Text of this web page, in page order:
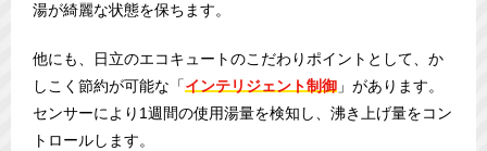
湯が綺麗な状態を保ちます。
他にも、日立のエコキュートのこだわりポイントとして、か
しこく節約が可能な「インテリジェント制御 」があります。
センサーにより1週間の使用湯量を検知し、沸き上げ量をコン
トロールします。